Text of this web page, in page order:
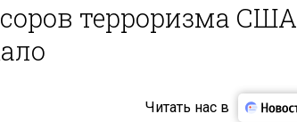
терроризма США
Читать нас в